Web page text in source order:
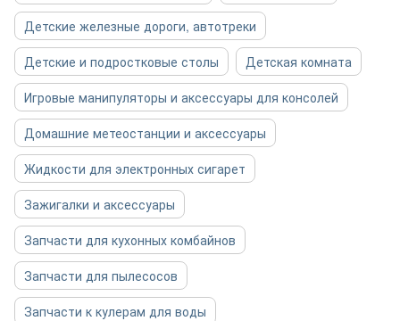
Детские железные дороги, автотреки
Детские и подростковые столы
Детская комната
Игровые манипуляторы и аксессуары для консолей
Домашние метеостанции и аксессуары
Жидкости для электронных сигарет
Зажигалки и аксессуары
Запчасти для кухонных комбайнов
Запчасти для пылесосов
Запчасти к кулерам для воды